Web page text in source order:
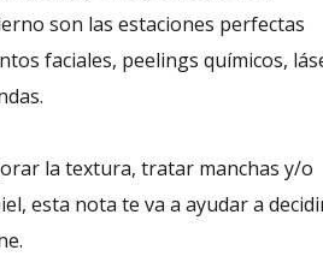
son las estaciones perfectas
faciales, peelings químicos,
la textura, tratar manchas y/o
esta nota te va a ayudar a